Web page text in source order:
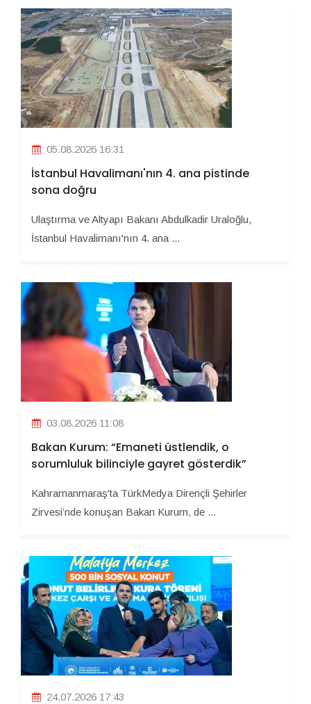
05.08.2026 16:31
İstanbul Havalimanı'nın 4. ana pistinde
sona doğru
Ulaştırma ve Altyapı Bakanı Abdulkadir Uraloğlu,
İstanbul Havalimanı'nın 4. ana ...
03.08.2026 11:08
Bakan Kurum: “Emaneti üstlendik, o
sorumluluk bilinciyle gayret gösterdik”
Kahramanmaraş'ta TürkMedya Dirençli Şehirler
Zirvesi’nde konuşan Bakan Kurum, de ...
24.07.2026 17:43